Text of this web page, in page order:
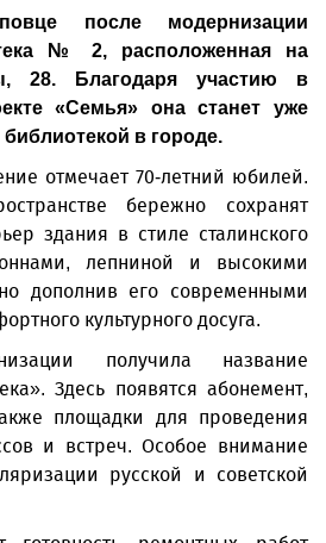
после модернизации
№ 2, расположенная на
28. Благодаря участию в
«Семья» она станет уже
в городе.
отмечает 70-летний юбилей.
бережно сохранят
здания в стиле сталинского
лепниной и высокими
дополнив его современными
культурного досуга.
получила название
Здесь появятся абонемент,
площадки для проведения
и встреч. Особое внимание
русской и советской